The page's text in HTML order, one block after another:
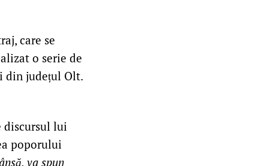
care se
o serie de
din județul Olt.
discursul lui
poporului
va spun